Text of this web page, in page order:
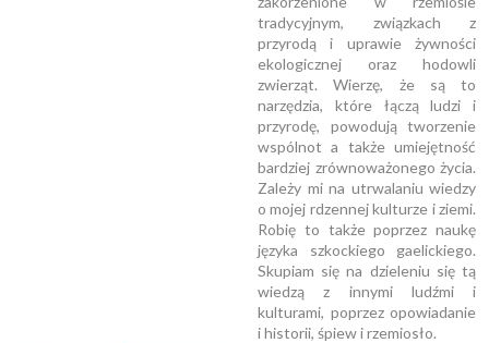
tradycyjnym, związkach z
przyrodą i uprawie żywności
ekologicznej oraz hodowli
zwierząt. Wierzę, że są to
narzędzia, które łączą ludzi i
przyrodę, powodują tworzenie
wspólnot a także umiejętność
bardziej zrównoważonego życia.
Zależy mi na utrwalaniu wiedzy
o mojej rdzennej kulturze i ziemi.
Robię to także poprzez naukę
języka szkockiego gaelickiego.
Skupiam się na dzieleniu się tą
wiedzą z innymi ludźmi i
kulturami, poprzez opowiadanie
i historii, śpiew i rzemiosło.